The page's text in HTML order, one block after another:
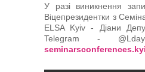
У разі виникнення
Віцепрезидентки з
ELSA Kyiv - Діани
Telegram -